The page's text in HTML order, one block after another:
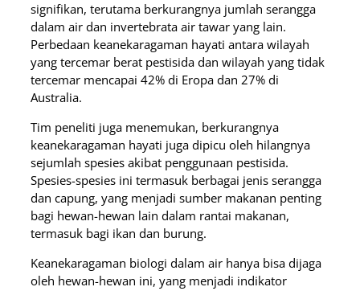
signifikan, terutama berkurangnya jumlah serangga
dalam air dan invertebrata air tawar yang lain.
Perbedaan keanekaragaman hayati antara wilayah
yang tercemar berat pestisida dan wilayah yang tidak
tercemar mencapai 42% di Eropa dan 27% di
Australia.
Tim peneliti juga menemukan, berkurangnya
keanekaragaman hayati juga dipicu oleh hilangnya
sejumlah spesies akibat penggunaan pestisida.
Spesies-spesies ini termasuk berbagai jenis serangga
dan capung, yang menjadi sumber makanan penting
bagi hewan-hewan lain dalam rantai makanan,
termasuk bagi ikan dan burung.
Keanekaragaman biologi dalam air hanya bisa dijaga
oleh hewan-hewan ini, yang menjadi indikator